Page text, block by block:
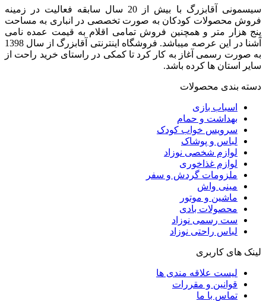
سیسمونی آقابزرگ با بیش از 20 سال سابقه فعالیت در زمینه
فروش محصولات کودکان به صورت تخصصی در انباری به مساحت
پنج هزار متر و همچنین فروش تمامی اقلام به قیمت عمده نامی
آشنا در این عرصه میباشد. فروشگاه اینترنتی آقابزرگ از سال 1398
به صورت رسمی آغاز به کار کرد تا کمکی در راستای خرید راحت از
سایر استان ها کرده باشد.
دسته بندی محصولات
اسباب بازی
بهداشت و حمام
سرویس خواب کودک
لباس و پوشاک
لوازم شخصی نوزاد
لوازم غذاخوری
ملزومات گردش و سفر
مینی واش
ماشین و موتور
محصولات بادی
ست رسمی نوزاد
لباس راحتی نوزاد
لینک های کاربری
لیست علاقه مندی ها
قوانین و مقررات
تماس با ما